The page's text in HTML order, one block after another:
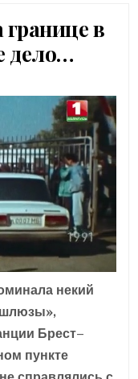
границе в
дело…
некий
Брест–
пункте